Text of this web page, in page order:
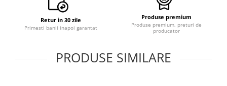
Retur in 30 zile
Primesti banii inapoi garantat
Produse premium
Produse premium, preturi de
producator
PRODUSE SIMILARE